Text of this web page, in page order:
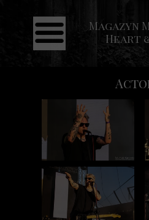
Strona główna
Aktualności
Koncerty
Galeria
Kontakt
Magazyn
Heart